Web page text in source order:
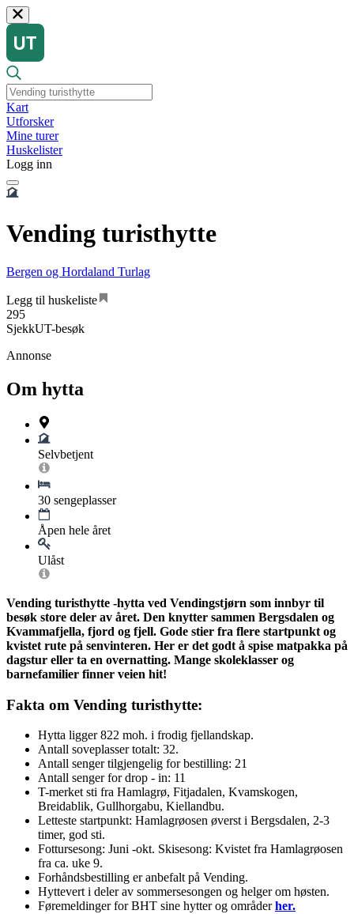
Kart
Utforsker
Mine turer
Huskelister
Logg inn
Vending turisthytte
Bergen og Hordaland Turlag
Legg til huskeliste
295
SjekkUT-besøk
Annonse
Om hytta
Selvbetjent
30 sengeplasser
Åpen hele året
Ulåst
Vending turisthytte -hytta ved Vendingstjørn som innbyr til
besøk store deler av året. Den knytter sammen Bergsdalen og
Kvammafjella, fjord og fjell. Gode stier fra flere startpunkt og
kvistet rute på senvinteren. Her er det godt å spise matpakka på
dagstur eller ta en overnatting. Mange skoleklasser og
barnefamilier finner veien hit!
Fakta om Vending turisthytte:
Hytta ligger 822 moh. i frodig fjellandskap.
Antall soveplasser totalt: 32.
Antall senger tilgjengelig for bestilling: 21
Antall senger for drop - in: 11
T-merket sti fra Hamlagrø, Fitjadalen, Kvamskogen,
Breidablik, Gullhorgabu, Kiellandbu.
Letteste startpunkt: Hamlagrøosen øverst i Bergsdalen, 2-3
timer, god sti.
Fottursesong: Juni -okt. Skisesong: Kvistet fra Hamlagrøosen
fra ca. uke 9.
Forhåndsbestilling er anbefalt på Vending.
Hyttevert i deler av sommersesongen og helger om høsten.
Føremeldinger for BHT sine hytter og områderher.